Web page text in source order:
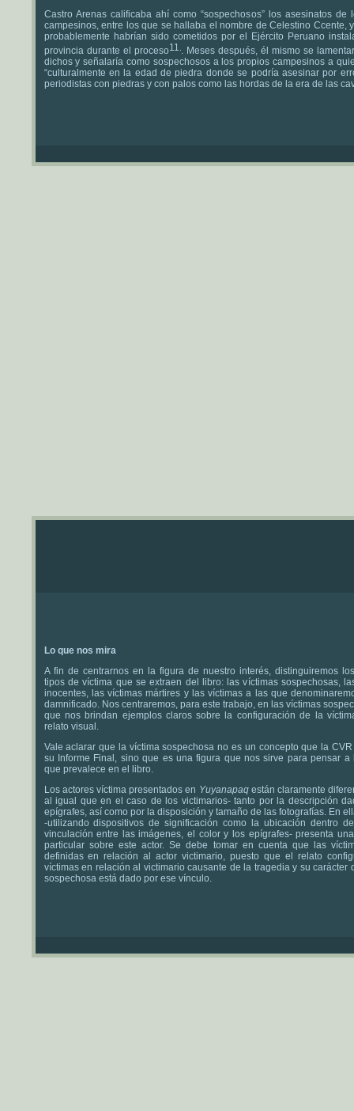
Lo que nos mira
A fin de centrarnos en la figura de nuestro interés, distinguiremos
tipos de víctima que se extraen del libro: las víctimas sospechosas,
inocentes, las víctimas mártires y las víctimas a las que
damnificado. Nos centraremos, para este trabajo, en las víctimas
que nos brindan ejemplos claros sobre la configuración de la
relato visual.
Vale aclarar que la víctima sospechosa no es un concepto que la
su Informe Final, sino que es una figura que nos sirve para pensar a
que prevalece en el libro.
Los actores víctima presentados en Yuyanapaqestán claramente
al igual que en el caso de los victimarios- tanto por la descripción
epígrafes, así como por la disposición y tamaño de las fotografías. En
-utilizando dispositivos de significación como la ubicación dentro
vinculación entre las imágenes, el color y los epígrafes- presenta
particular sobre este actor. Se debe tomar en cuenta que las
definidas en relación al actor victimario, puesto que el relato
víctimas en relación al victimario causante de la tragedia y su carácter
sospechosa está dado por ese vínculo.
Castro Arenas calificaba ahí como “sospechosos” los asesinatos de
campesinos, entre los que se hallaba el nombre de Celestino Ccente,
probablemente habrían sido cometidos por el Ejército Peruano
provincia durante el proceso
. Meses después, él mismo se
dichos y señalaría como sospechosos a los propios campesinos a
“culturalmente en la edad de piedra donde se podría asesinar por
periodistas con piedras y con palos como las hordas de la era de las